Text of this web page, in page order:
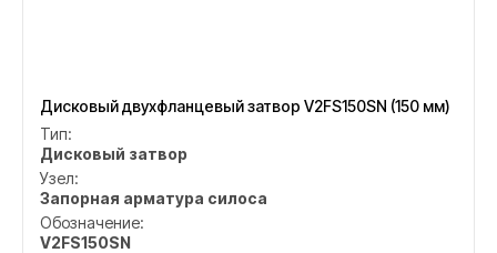
Дисковый двухфланцевый затвор V2FS150SN (150 мм)
Тип:
Дисковый затвор
Узел:
Запорная арматура силоса
Обозначение:
V2FS150SN